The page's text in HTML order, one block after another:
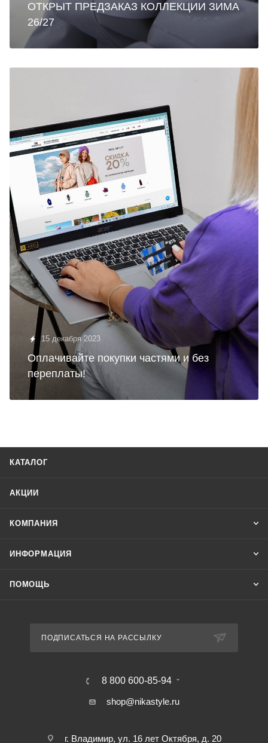
ОТКРЫТ ПРЕДЗАКАЗ КОЛЛЕКЦИИ ЗИМА
26/27
15 декабря 2023
Оплачивайте покупки частями и без
переплаты!
КАТАЛОГ
АКЦИИ
КОМПАНИЯ
ИНФОРМАЦИЯ
ПОМОЩЬ
ПОДПИСАТЬСЯ НА РАССЫЛКУ
8 800 600-85-94
shop@nikastyle.ru
г. Владимир, ул. 16 лет Октября, д. 20